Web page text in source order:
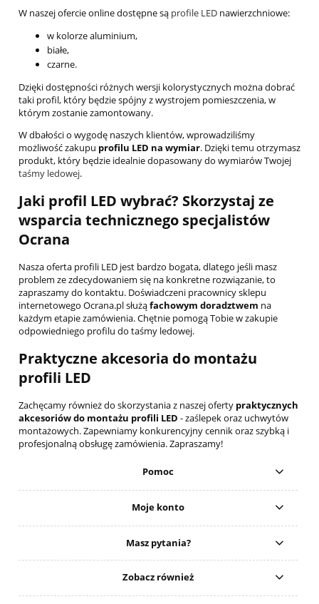
W naszej ofercie online dostępne są profile LED nawierzchniowe:
w kolorze aluminium,
białe,
czarne.
Dzięki dostępności różnych wersji kolorystycznych można dobrać
taki profil, który będzie spójny z wystrojem pomieszczenia, w
którym zostanie zamontowany.
W dbałości o wygodę naszych klientów, wprowadziliśmy
możliwość zakupu profilu LED na wymiar. Dzięki temu otrzymasz
produkt, który będzie idealnie dopasowany do wymiarów Twojej
taśmy ledowej.
Jaki profil LED wybrać? Skorzystaj ze
wsparcia technicznego specjalistów
Ocrana
Nasza oferta profili LED jest bardzo bogata, dlatego jeśli masz
problem ze zdecydowaniem się na konkretne rozwiązanie, to
zapraszamy do kontaktu. Doświadczeni pracownicy sklepu
internetowego Ocrana.pl służąfachowym doradztwem na
każdym etapie zamówienia. Chętnie pomogą Tobie w zakupie
odpowiedniego profilu do taśmy ledowej.
Praktyczne akcesoria do montażu
profili LED
Zachęcamy również do skorzystania z naszej oferty praktycznych
akcesoriów do montażu profili LED - zaślepek oraz uchwytów
montażowych. Zapewniamy konkurencyjny cennik oraz szybką i
profesjonalną obsługę zamówienia. Zapraszamy!
Pomoc
Moje konto
Masz pytania?
Zobacz również